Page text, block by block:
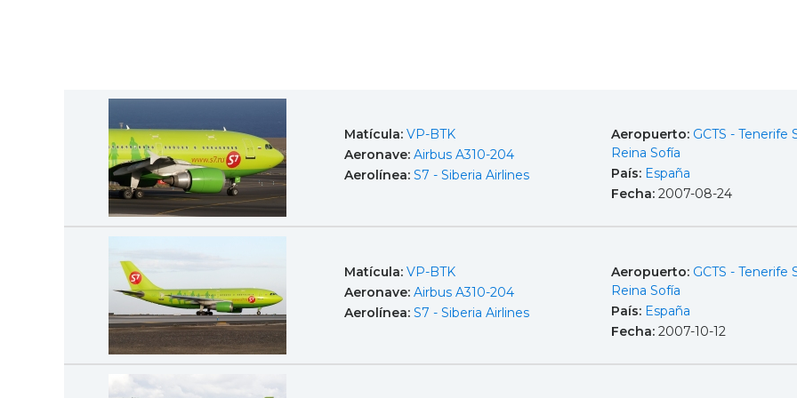
Matícula: VP-BTK
Aeronave: Airbus A310-204
Aerolínea: S7 - Siberia Airlines
Aeropuerto: GCTS - Tenerife
Reina Sofía
País: España
Fecha: 2007-08-24
Matícula: VP-BTK
Aeronave: Airbus A310-204
Aerolínea: S7 - Siberia Airlines
Aeropuerto: GCTS - Tenerife
Reina Sofía
País: España
Fecha: 2007-10-12